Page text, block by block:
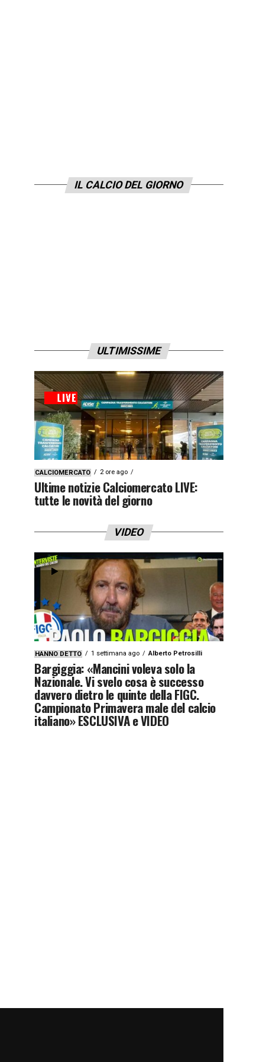
IL CALCIO DEL GIORNO
ULTIMISSIME
CALCIOMERCATO 2 ore ago
Ultime notizie Calciomercato LIVE:
tutte le novità del giorno
VIDEO
HANNO DETTO 1 settimana ago Alberto Petrosilli
Bargiggia: «Mancini voleva solo la
Nazionale. Vi svelo cosa è successo
davvero dietro le quinte della FIGC.
Campionato Primavera male del calcio
italiano» ESCLUSIVA e VIDEO